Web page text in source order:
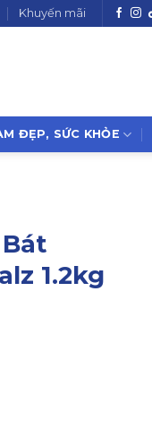
Khuyến mãi
ĐẸP, SỨC KHỎE
1.2kg